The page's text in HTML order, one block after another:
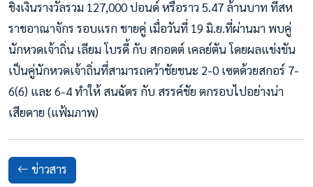
ชิงเงินรางวัลรวม 127,000 ปอนด์ หรือราว 5.47 ล้านบาท ที่สห
ราชอาณาจักร รอบแรก ชายคู่ เมื่อวันที่ 19 มิ.ย.ที่ผ่านมา พบคู่
นักหวดเจ้าถิ่น เลียม โบรดี้ กับ สกอตต์ เคลย์ตัน โดยผลแข่งขัน
เป็นคู่นักหวดเจ้าถิ่นที่สามารถคว้าชัยชนะ 2-0 เซตด้วยสกอร์ 7-
6(6) และ 6-4 ทำให้ สนฉัตร กับ สรรค์ชัย ตกรอบไปอย่างน่า
เสียดาย (แฟ้มภาพ)
ข่าวสาร